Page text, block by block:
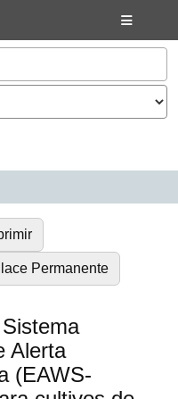
Permanente
Alerta
(EAWS-